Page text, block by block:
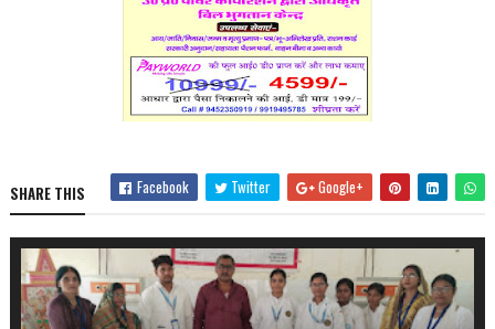
SHARE THIS Facebook Twitter Google+